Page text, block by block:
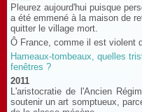
Pleurez aujourd'hui puisque
a été emmené à la maison de
quitter le village mort.
Ô France, comme il est violent
Hameaux-tombeaux, quelles
fenêtres ?
2011
L'aristocratie de l'Ancien
soutenir un art somptueux,